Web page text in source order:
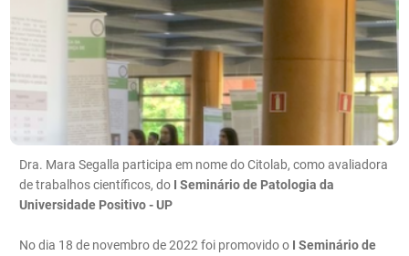
Dra. Mara Segalla participa em nome do Citolab, como avaliadora
de trabalhos científicos, do I Seminário de Patologia da
Universidade Positivo - UP
No dia 18 de novembro de 2022 foi promovido o I Seminário de